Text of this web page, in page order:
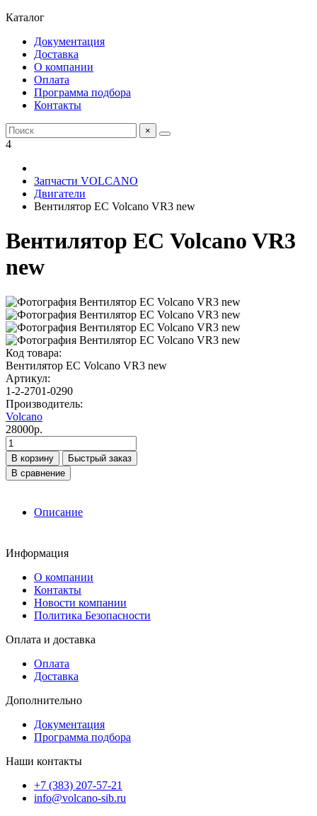
Каталог
Документация
Доставка
О компании
Оплата
Программа подбора
Контакты
×
4
Запчасти VOLCANO
Двигатели
Вентилятор ЕС Volcano VR3 new
Вентилятор ЕС Volcano VR3
new
Код товара:
Вентилятор ЕС Volcano VR3 new
Артикул:
1-2-2701-0290
Производитель:
Volcano
28000р.
В корзину
Быстрый заказ
В сравнение
Описание
Информация
О компании
Контакты
Новости компании
Политика Безопасности
Оплата и доставка
Оплата
Доставка
Дополнительно
Документация
Программа подбора
Наши контакты
+7 (383) 207-57-21
info@volcano-sib.ru